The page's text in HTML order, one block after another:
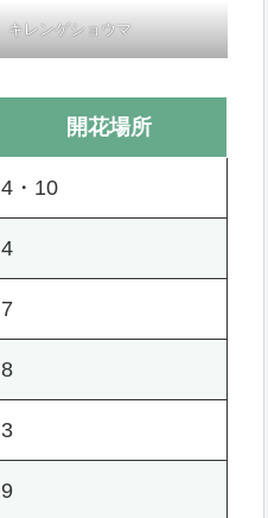
キレンゲショウマ
開花場所
4・10
4
7
8
3
9